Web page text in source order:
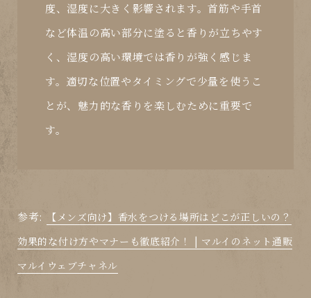
度、湿度に大きく影響されます。首筋や手首
など体温の高い部分に塗ると香りが立ちやす
く、湿度の高い環境では香りが強く感じま
す。適切な位置やタイミングで少量を使うこ
とが、魅力的な香りを楽しむために重要で
す。
参考:
【メンズ向け】香水をつける場所はどこが正しいの？
効果的な付け方やマナーも徹底紹介！ | マルイのネット通販
マルイウェブチャネル